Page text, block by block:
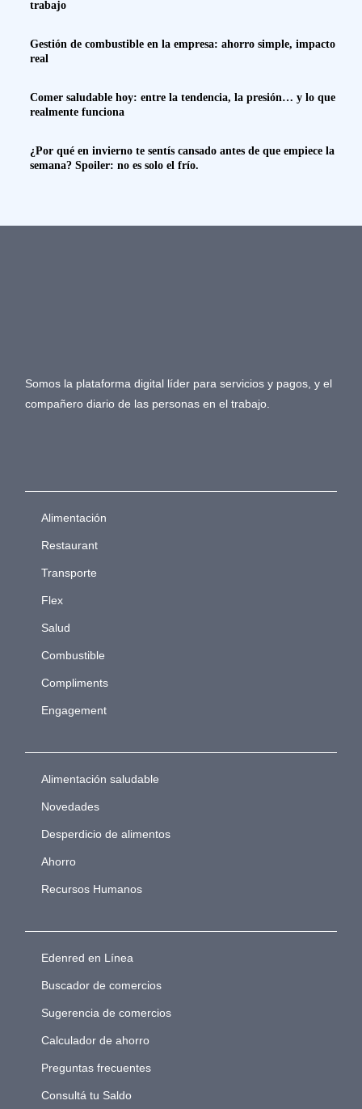
trabajo
Gestión de combustible en la empresa: ahorro simple, impacto
real
Comer saludable hoy: entre la tendencia, la presión… y lo que
realmente funciona
¿Por qué en invierno te sentís cansado antes de que empiece la
semana? Spoiler: no es solo el frío.
Somos la plataforma digital líder para servicios y pagos, y el
compañero diario de las personas en el trabajo.
Alimentación
Restaurant
Transporte
Flex
Salud
Combustible
Compliments
Engagement
Alimentación saludable
Novedades
Desperdicio de alimentos
Ahorro
Recursos Humanos
Edenred en Línea
Buscador de comercios
Sugerencia de comercios
Calculador de ahorro
Preguntas frecuentes
Consultá tu Saldo